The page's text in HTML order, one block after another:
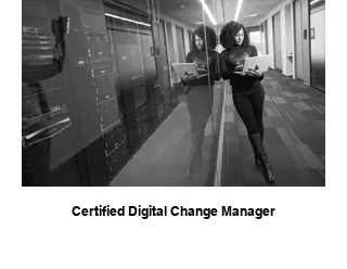
Certified Digital Change Manager